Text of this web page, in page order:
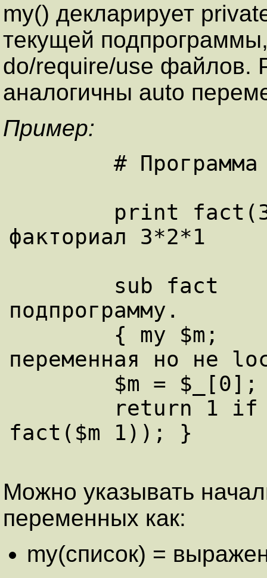
my() декларирует
текущей
do/require/use файлов.
аналогичны auto
Пример:
факториал 3*2*1
подпрограмму.
переменная но не
fact($m 1)); }
Можно указывать
переменных как:
my(список) =